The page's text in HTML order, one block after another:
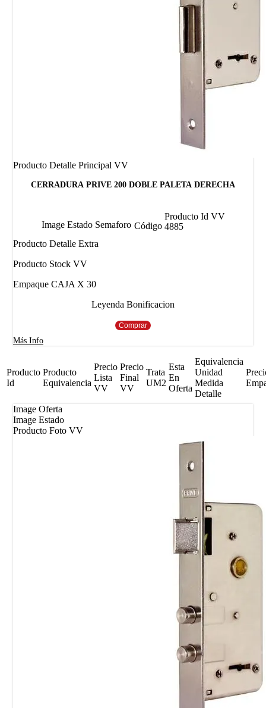
Producto Detalle Principal VV
CERRADURA PRIVE 200 DOBLE PALETA DERECHA
Image Estado Semaforo Código
Producto Id VV
4885
Producto Detalle Extra
Producto Stock VV
Empaque CAJA X 30
Leyenda Bonificacion
Comprar
Más Info
Producto
Id
Producto
Equivalencia
Precio
Lista
VV
Precio
Final
VV
Trata
UM2
Esta
En
Oferta
Equivalencia
Unidad
Medida
Detalle
Image Oferta
Image Estado
Producto Foto VV